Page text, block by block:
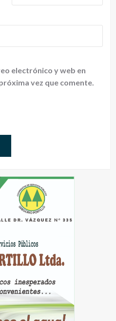
electrónico y web en
vez que comente.